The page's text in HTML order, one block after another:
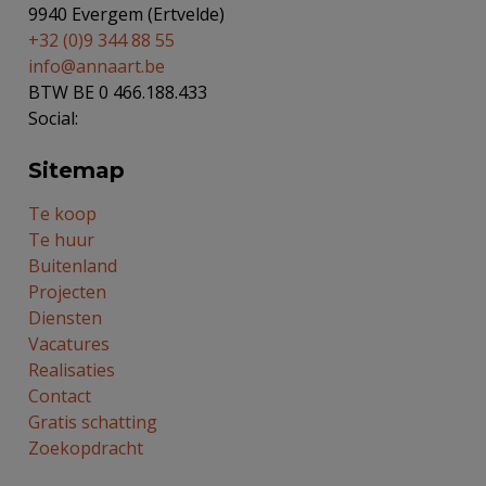
9940 Evergem (Ertvelde)
+32 (0)9 344 88 55
info@annaart.be
BTW BE 0 466.188.433
Social:
Sitemap
Te koop
Te huur
Buitenland
Projecten
Diensten
Vacatures
Realisaties
Contact
Gratis schatting
Zoekopdracht